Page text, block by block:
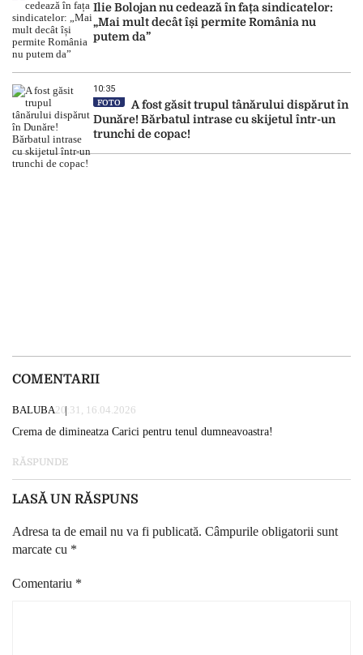
Ilie Bolojan nu cedează în fața sindicatelor:
„Mai mult decât își permite România nu
putem da”
10:35
FOTO
A fost găsit trupul tânărului dispărut în
Dunăre! Bărbatul intrase cu skijetul într-un
trunchi de copac!
COMENTARII
BALUBA20:31, 16.04.2026
Crema de dimineatza Carici pentru tenul dumneavoastra!
RĂSPUNDE
LASĂ UN RĂSPUNS
Adresa ta de email nu va fi publicată. Câmpurile obligatorii sunt
marcate cu *
Comentariu *